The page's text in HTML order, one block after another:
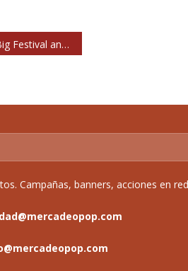
Andalucía Big Festival anuncia a Rage Against the Machine y venta de entradas
Campañas, banners, acciones en